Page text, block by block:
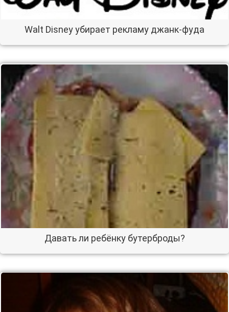
Walt Disney убирает рекламу джанк-фуда
Давать ли ребёнку бутерброды?